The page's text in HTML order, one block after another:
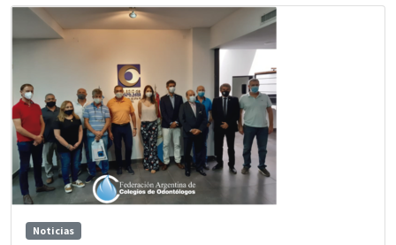
Noticias